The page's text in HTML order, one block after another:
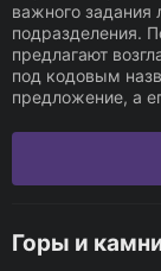
важного задания
подразделения.
предлагают
под кодовым
предложение, а
Горы и